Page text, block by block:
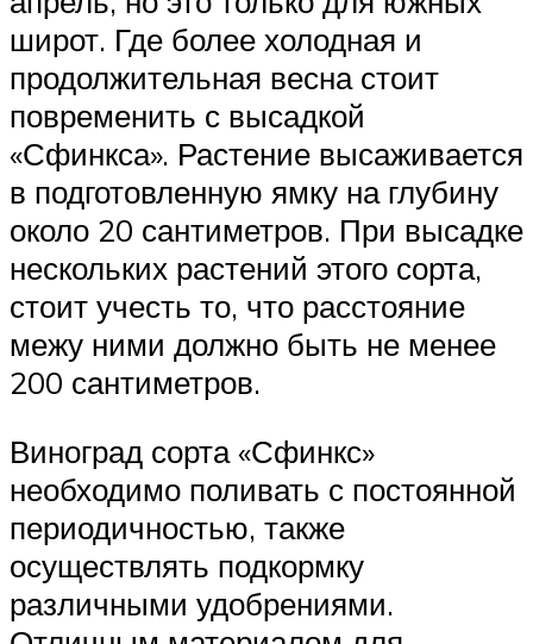
широт. Где более холодная и
продолжительная весна стоит
повременить с высадкой
«Сфинкса». Растение высаживается
в подготовленную ямку на глубину
около 20 сантиметров. При высадке
нескольких растений этого сорта,
стоит учесть то, что расстояние
межу ними должно быть не менее
200 сантиметров.
Виноград сорта «Сфинкс»
необходимо поливать с постоянной
периодичностью, также
осуществлять подкормку
различными удобрениями.